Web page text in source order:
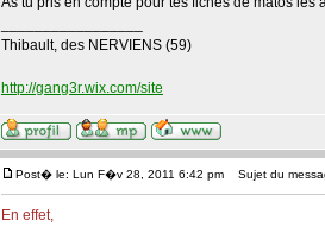
Thibault, des NERVIENS (59)
http://gang3r.wix.com/site
Post� le: Lun F�v 28, 2011 6:42 pm Sujet du
En effet,